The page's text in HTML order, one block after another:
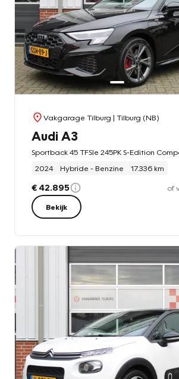
Vakgarage Tilburg | Tilburg (NB)
Audi A3
Sportback 45 TFSIe 245PK S-Edition
2024
Hybride - Benzine 17.336 km
€ 42.895 of
Bekijk